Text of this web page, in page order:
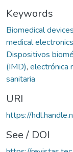
Keywords
Biomedical devices
medical electronics
Dispositivos
(IMD), electrónica
sanitaria
URI
https://
See / DOI